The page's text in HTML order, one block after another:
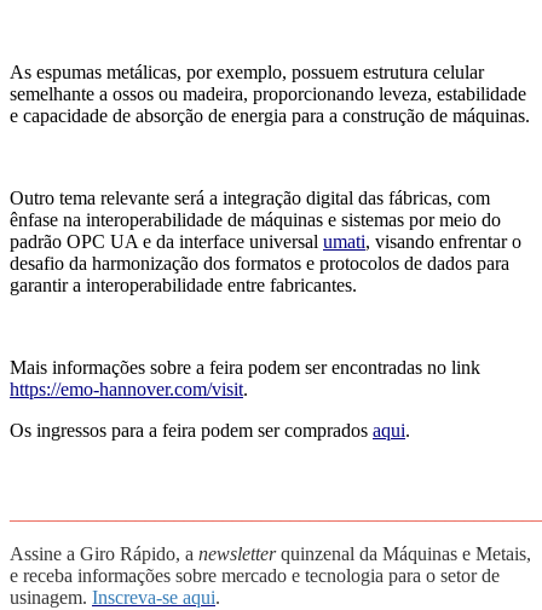
As espumas metálicas, por exemplo, possuem estrutura celular
semelhante a ossos ou madeira, proporcionando leveza, estabilidade
e capacidade de absorção de energia para a construção de máquinas.
Outro tema relevante será a integração digital das fábricas, com
ênfase na interoperabilidade de máquinas e sistemas por meio do
padrão OPC UA e da interface universal umati, visando enfrentar o
desafio da harmonização dos formatos e protocolos de dados para
garantir a interoperabilidade entre fabricantes.
Mais informações sobre a feira podem ser encontradas no link
https://emo-hannover.com/visit.
Os ingressos para a feira podem ser comprados aqui.
Assine a Giro Rápido, a newsletterquinzenal da Máquinas e Metais,
e receba informações sobre mercado e tecnologia para o setor de
usinagem. Inscreva-se aqui.